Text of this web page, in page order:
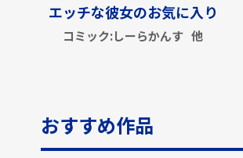
エッチな彼女のお気に入り
コミック:しーらかんす 他
おすすめ作品